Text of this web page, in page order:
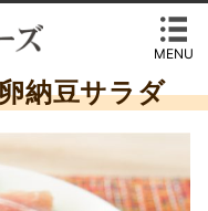
MENU
納豆サラダ